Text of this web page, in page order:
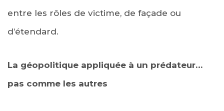
entre les rôles de victime, de façade ou
d’étendard.
La géopolitique appliquée à un prédateur…
pas comme les autres